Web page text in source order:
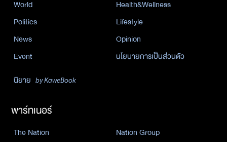
World
Health&Wellness
Politics
Lifestyle
News
Opinion
Event
นโยบายการเป็นส่วนตัว
นิยาย by KaweBook
พาร์ทเนอร์
The Nation Nation Group